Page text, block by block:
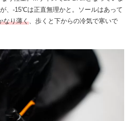
、-15℃は正直無理かと。ソールはあって
なり薄く、歩くと下からの冷気で寒いで